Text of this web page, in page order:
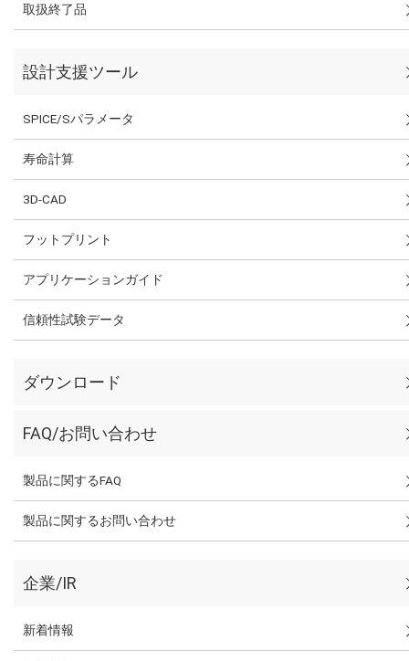
取扱終了品
設計支援ツール
SPICE/Sパラメータ
寿命計算
3D-CAD
フットプリント
アプリケーションガイド
信頼性試験データ
ダウンロード
FAQ/お問い合わせ
製品に関するFAQ
製品に関するお問い合わせ
企業/IR
新着情報